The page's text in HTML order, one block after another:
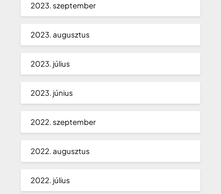
2023. szeptember
2023. augusztus
2023. július
2023. június
2022. szeptember
2022. augusztus
2022. július